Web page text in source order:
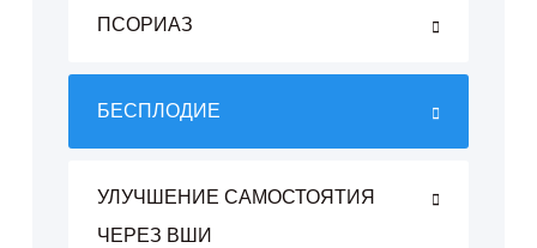
ПСОРИАЗ
БЕСПЛОДИЕ
УЛУЧШЕНИЕ САМОСТОЯТИЯ
ЧЕРЕЗ ВШИ